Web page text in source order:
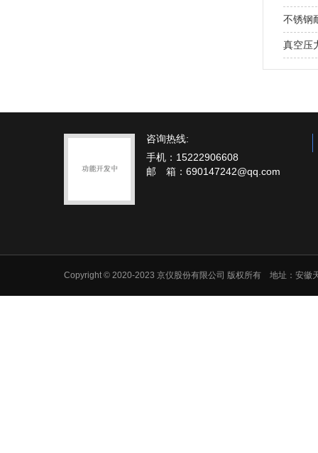
不锈钢
真空压
咨询热线:
手机：15222906608
邮 箱：690147242@qq.com
Copyright © 2020-2023 京仪股份有限公司 版权所有 地址：安